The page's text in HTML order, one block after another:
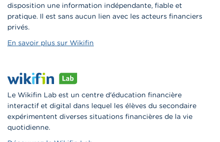
disposition une information indépendante, fiable et
pratique. Il est sans aucun lien avec les acteurs financiers
privés.
En savoir plus sur Wikifin
Le Wikifin Lab est un centre d'éducation financière
interactif et digital dans lequel les élèves du secondaire
expérimentent diverses situations financières de la vie
quotidienne.